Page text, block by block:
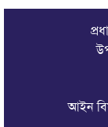
১৪৪ ধারা উপেক্ষা
সিলেটে বাস
ঠাকুরগাঁওয়ে
আরেক অনলাইন
আইন